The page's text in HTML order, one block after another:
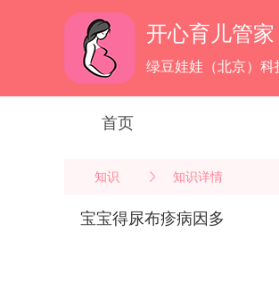
开心育儿管家
绿豆娃娃（北京）科
首页
知识 知识详情
宝宝得尿布疹病因多